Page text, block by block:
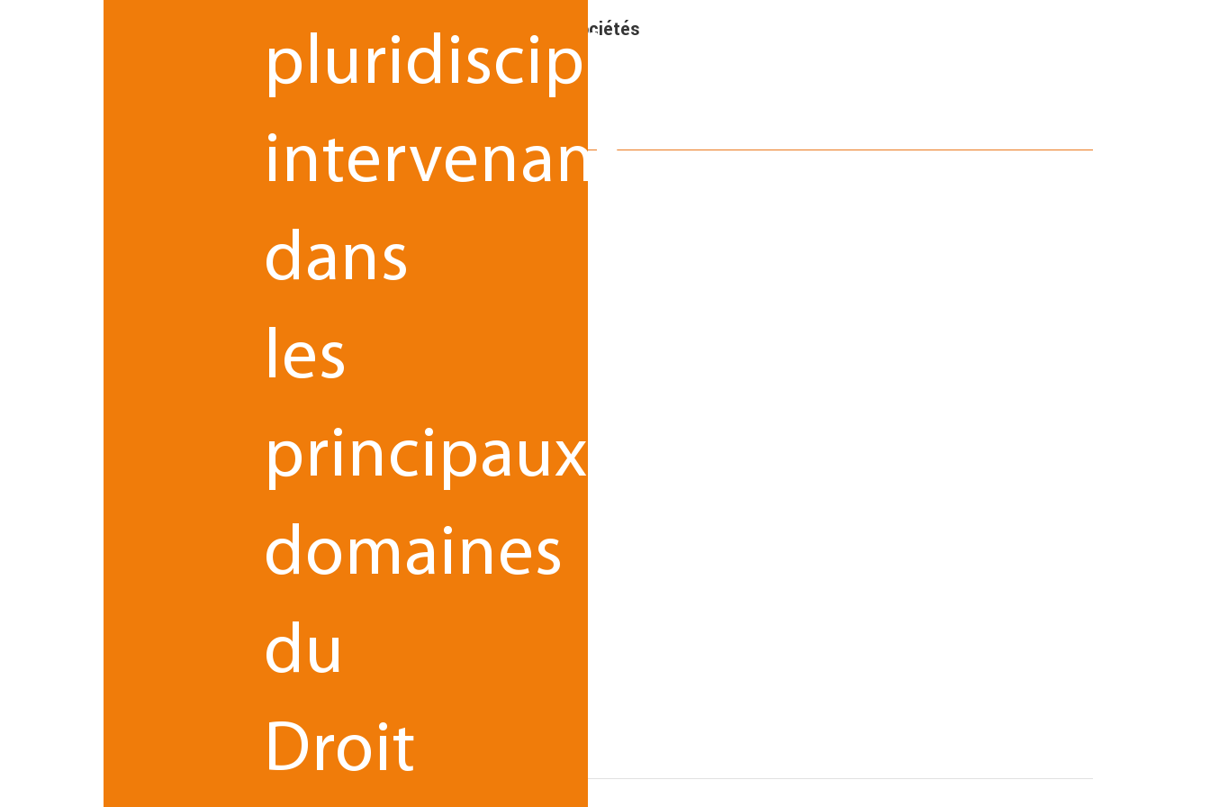
Approbation des comptes et suivi juridique des sociétés
ACTUALITÉS
Statut juridique de votre start-up :
Structurer juridiquement sa start-up est une étape
essentielle au démarrage de son activité. Découvrez
Droit des affaires
pluridisciplinaire
intervenant
dans
les
principaux
domaines
du
Droit